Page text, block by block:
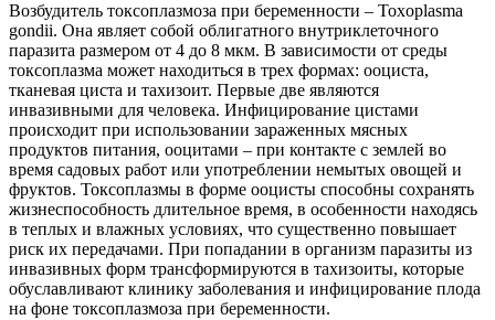
Возбудитель токсоплазмоза при беременности – Toxoplasma
gondii. Она являет собой облигатного внутриклеточного
паразита размером от 4 до 8 мкм. В зависимости от среды
токсоплазма может находиться в трех формах: ооциста,
тканевая циста и тахизоит. Первые две являются
инвазивными для человека. Инфицирование цистами
происходит при использовании зараженных мясных
продуктов питания, ооцитами – при контакте с землей во
время садовых работ или употреблении немытых овощей и
фруктов. Токсоплазмы в форме ооцисты способны сохранять
жизнеспособность длительное время, в особенности находясь
в теплых и влажных условиях, что существенно повышает
риск их передачами. При попадании в организм паразиты из
инвазивных форм трансформируются в тахизоиты, которые
обуславливают клинику заболевания и инфицирование плода
на фоне токсоплазмоза при беременности.